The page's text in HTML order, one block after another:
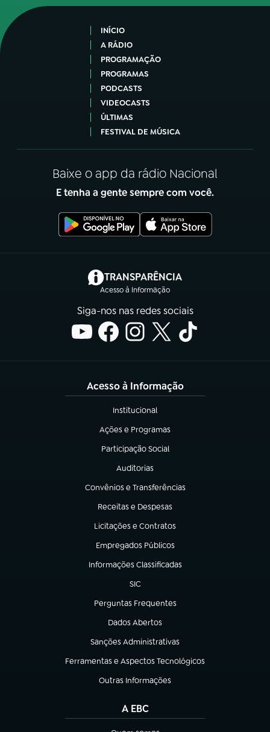
INÍCIO
A RÁDIO
PROGRAMAÇÃO
PROGRAMAS
PODCASTS
VIDEOCASTS
ÚLTIMAS
FESTIVAL DE MÚSICA
Baixe o app da rádio Nacional
E tenha a gente sempre com você.
TRANSPARÊNCIA
Acesso à Informação
(abre em nova aba)
Siga-nos nas redes sociais
Acesso à Informação
Institucional
(abre em nova aba)
Ações e Programas
(abre em nova aba)
Participação Social
(abre em nova aba)
Auditorias
(abre em nova aba)
Convênios e Transferências
(abre em nova aba)
Receitas e Despesas
(abre em nova aba)
Licitações e Contratos
(abre em nova aba)
Empregados Públicos
(abre em nova aba)
Informações Classificadas
(abre em nova aba)
SIC
(abre em nova aba)
Perguntas Frequentes
(abre em nova aba)
Dados Abertos
(abre em nova aba)
Sanções Administrativas
(abre em nova aba)
Ferramentas e Aspectos Tecnológicos
(abre em nova aba)
Outras Informações
(abre em nova aba)
A EBC